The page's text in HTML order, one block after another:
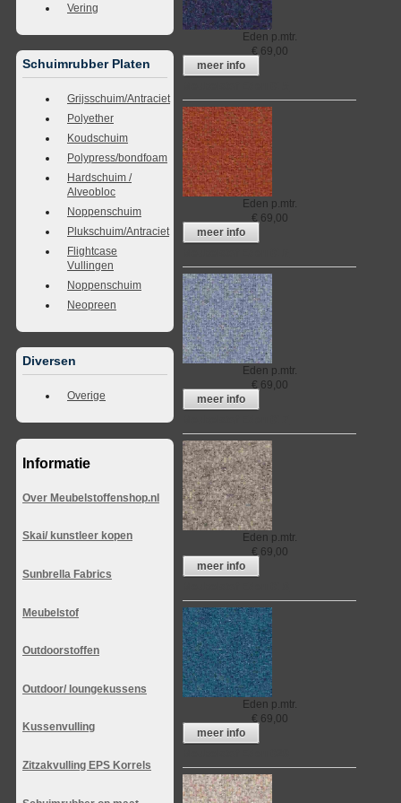
Vering
Schuimrubber Platen
Grijsschuim/Antraciet
Polyether
Koudschuim
Polypress/bondfoam
Hardschuim /
Alveobloc
Noppenschuim
Plukschuim/Antraciet
Flightcase
Vullingen
Noppenschuim
Neopreen
Diversen
Overige
Informatie
Over Meubelstoffenshop.nl
Skai/ kunstleer kopen
Sunbrella Fabrics
Meubelstof
Outdoorstoffen
Outdoor/ loungekussens
Kussenvulling
Zitzakvulling EPS Korrels
Eden p.mtr.
€ 69,00
meer info
Eden p.mtr.
€ 69,00
meer info
Eden p.mtr.
€ 69,00
meer info
Eden p.mtr.
€ 69,00
meer info
Eden p.mtr.
€ 69,00
meer info